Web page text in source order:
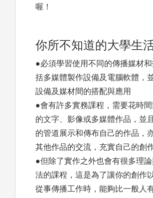
喔！
你所不知道的大學生
●必須學習使用不同的傳播媒材
括多媒體製作設備及電腦軟體，
設備及媒材間的搭配與應用
●會有許多實務課程，需要花時
的文字、影像或多媒體作品，並
的管道展示和傳布自己的作品，
其他作品的交流，充實自己的創
●但除了實作之外也會有很多理
法的課程，這是為了讓你的創作
從事傳播工作時，能夠比一般人